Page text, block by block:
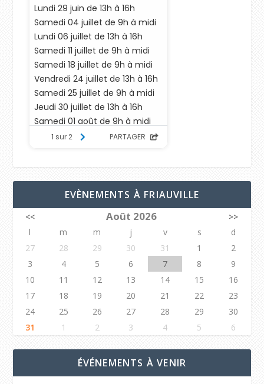
EVÈNEMENTS À FRIAUVILLE
<< Août 2026
>>
l
m m j v s
d
27
28 29 30 31 1
2
3
4 5 6 7 8
9
10
11 12 13 14 15
16
17
18 19 20 21 22
23
24
25 26 27 28 29
30
31
1 2 3 4 5 6
ÉVÉNEMENTS À VENIR